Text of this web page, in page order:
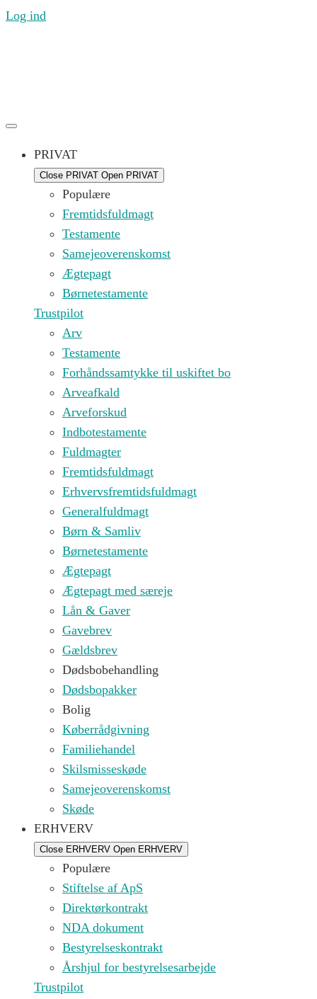
Log ind
PRIVAT
Close PRIVAT Open PRIVAT
Populære
Fremtidsfuldmagt
Testamente
Samejeoverenskomst
Ægtepagt
Børnetestamente
Trustpilot
Arv
Testamente
Forhåndssamtykke til uskiftet bo
Arveafkald
Arveforskud
Indbotestamente
Fuldmagter
Fremtidsfuldmagt
Erhvervsfremtidsfuldmagt
Generalfuldmagt
Børn & Samliv
Børnetestamente
Ægtepagt
Ægtepagt med særeje
Lån & Gaver
Gavebrev
Gældsbrev
Dødsbobehandling
Dødsbopakker
Bolig
Køberrådgivning
Familiehandel
Skilsmisseskøde
Samejeoverenskomst
Skøde
ERHVERV
Close ERHVERV Open ERHVERV
Populære
Stiftelse af ApS
Direktørkontrakt
NDA dokument
Bestyrelseskontrakt
Årshjul for bestyrelsesarbejde
Trustpilot